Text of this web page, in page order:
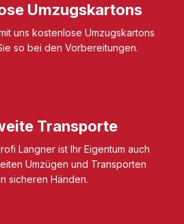
Umzugskartons
uns kostenlose Umzugskartons
so bei den Vorbereitungen.
Transporte
Langner ist Ihr Eigentum auch
Umzügen und Transporten
sicheren Händen.